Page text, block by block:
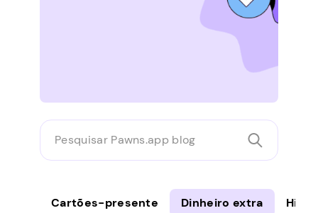
Pesquisar
Pawns.app
blog
Cartões-presente Dinheiro extra